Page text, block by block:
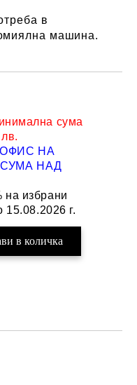
в
машина.
сума
НА
СУМА НАД
на избрани
15.08.2026 г.